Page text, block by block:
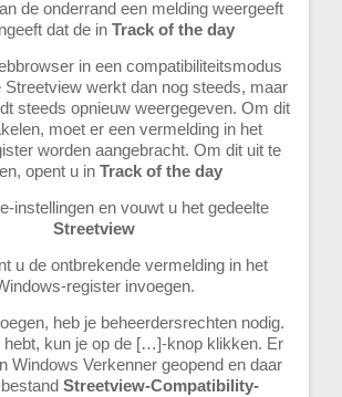
de onderrand een melding weergeeft
dat de in Track of the day
in een compatibiliteitsmodus
Streetview werkt dan nog steeds, maar
steeds opnieuw weergegeven. Om dit
moet er een vermelding in het
worden aangebracht. Om dit uit te
opent u in Track of the day
instellingen en vouwt u het gedeelte
Streetview
u de ontbrekende vermelding in het
register invoegen.
heb je beheerdersrechten nodig.
hebt, kun je op de […]-knop klikken. Er
Windows Verkenner geopend en daar
Streetview-Compatibility-